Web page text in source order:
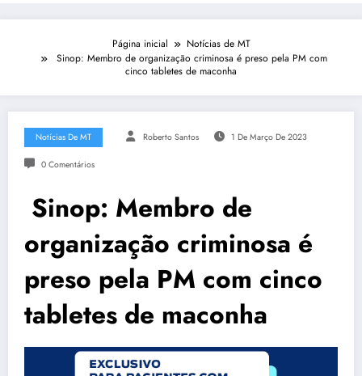
Página inicial
Notícias de MT
Sinop: Membro de organização criminosa é preso pela PM com
cinco tabletes de maconha
Notícias De MT Roberto Santos 1 De Março De 2023
0 Comentários
Sinop: Membro de
organização criminosa é
preso pela PM com cinco
tabletes de maconha